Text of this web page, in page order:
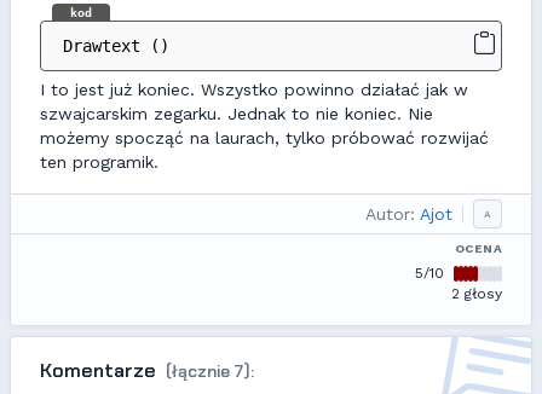
kod
Drawtext ()
I to jest już koniec. Wszystko powinno działać jak w
szwajcarskim zegarku. Jednak to nie koniec. Nie
możemy spocząć na laurach, tylko próbować rozwijać
ten programik.
Autor: Ajot A
OCENA
5/10
2 głosy
Komentarze (łącznie 7):